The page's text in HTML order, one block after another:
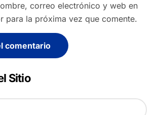
correo electrónico y web en
para la próxima vez que comente.
Sitio